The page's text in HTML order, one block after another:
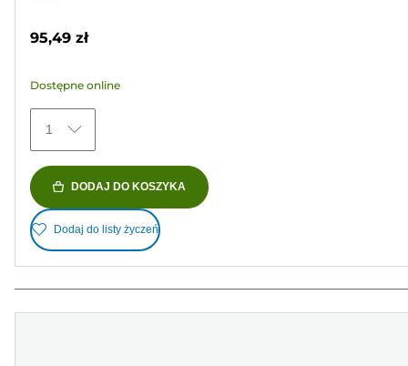
242
95,49 zł
Dostępne online
1
DODAJ DO KOSZYKA
Dodaj do listy życzeń